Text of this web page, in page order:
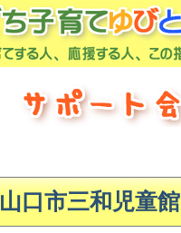
山口市三和児童館